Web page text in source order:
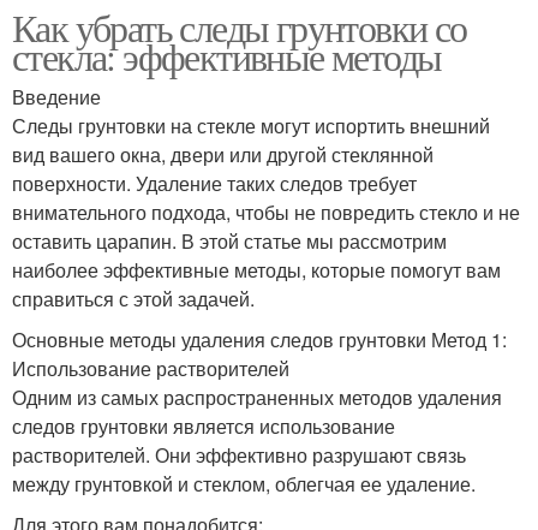
Как убрать следы грунтовки со
стекла: эффективные методы
Введение
Следы грунтовки на стекле могут испортить внешний
вид вашего окна, двери или другой стеклянной
поверхности. Удаление таких следов требует
внимательного подхода, чтобы не повредить стекло и не
оставить царапин. В этой статье мы рассмотрим
наиболее эффективные методы, которые помогут вам
справиться с этой задачей.
Основные методы удаления следов грунтовки Метод 1:
Использование растворителей
Одним из самых распространенных методов удаления
следов грунтовки является использование
растворителей. Они эффективно разрушают связь
между грунтовкой и стеклом, облегчая ее удаление.